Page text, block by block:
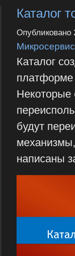
Каталог
Опубликовано
Каталог
платформе
Некоторые
будут
написаны